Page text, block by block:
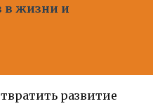
в жизни и
развитие